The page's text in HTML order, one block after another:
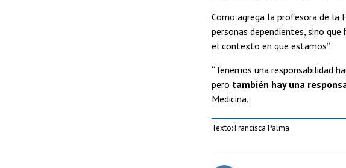
Como agrega la profesora de la
personas dependientes, sino
el contexto en que estamos”.
“Tenemos una responsabilidad
pero también hay una
Medicina.
Texto: Francisca Palma